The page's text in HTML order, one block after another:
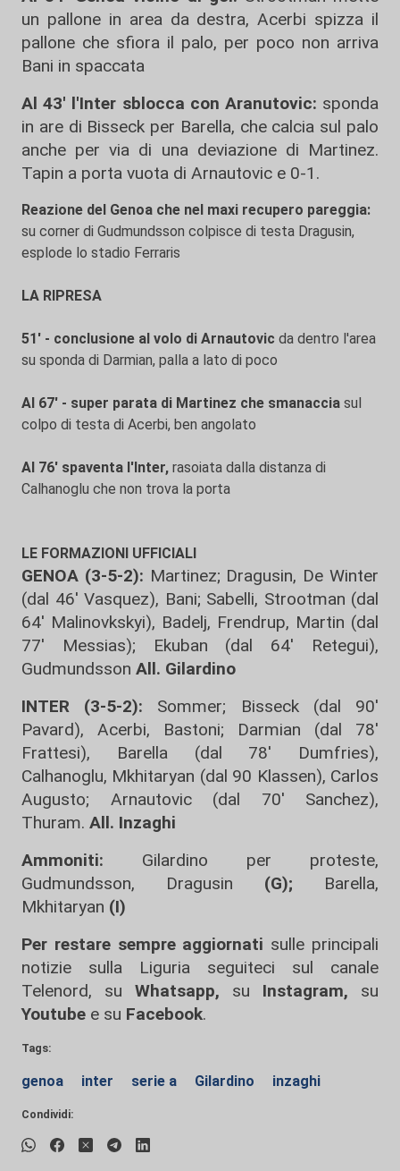
un pallone in area da destra, Acerbi spizza il
pallone che sfiora il palo, per poco non arriva
Bani in spaccata
Al 43' l'Inter sblocca con Aranutovic: sponda
in are di Bisseck per Barella, che calcia sul palo
anche per via di una deviazione di Martinez.
Tapin a porta vuota di Arnautovic e 0-1.
Reazione del Genoa che nel maxi recupero pareggia:
su corner di Gudmundsson colpisce di testa Dragusin,
esplode lo stadio Ferraris
LA RIPRESA
51' - conclusione al volo di Arnautovic da dentro l'area
su sponda di Darmian, palla a lato di poco
Al 67' - super parata di Martinez che smanaccia sul
colpo di testa di Acerbi, ben angolato
Al 76' spaventa l'Inter, rasoiata dalla distanza di
Calhanoglu che non trova la porta
LE FORMAZIONI UFFICIALI
GENOA (3-5-2): Martinez; Dragusin, De Winter
(dal 46' Vasquez), Bani; Sabelli, Strootman (dal
64' Malinovkskyi), Badelj, Frendrup, Martin (dal
77' Messias); Ekuban (dal 64' Retegui),
Gudmundsson All. Gilardino
INTER (3-5-2): Sommer; Bisseck (dal 90'
Pavard), Acerbi, Bastoni; Darmian (dal 78'
Frattesi), Barella (dal 78' Dumfries),
Calhanoglu, Mkhitaryan (dal 90 Klassen), Carlos
Augusto; Arnautovic (dal 70' Sanchez),
Thuram. All. Inzaghi
Ammoniti: Gilardino per proteste,
Gudmundsson, Dragusin (G); Barella,
Mkhitaryan (I)
Per restare sempre aggiornati sulle principali
notizie sulla Liguria seguiteci sul canale
Telenord, su
Whatsapp, su Instagram, su
Youtube e su Facebook.
Tags:
genoa inter serie a Gilardino inzaghi
Condividi: